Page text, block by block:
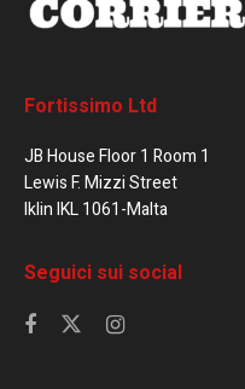
Fortissimo Ltd
JB House Floor 1 Room 1
Lewis F. Mizzi Street
Iklin IKL 1061-Malta
Seguici sui social